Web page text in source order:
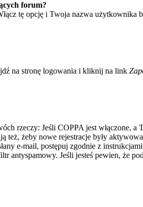
forum?
tę opcję i Twoja nazwa użytkownika
na stronę logowania i kliknij na link
rzeczy: Jeśli COPPA jest włączone, a
żeby nowe rejestracje były
e-mail, postępuj zgodnie z
antyspamowy. Jeśli jesteś pewien, że